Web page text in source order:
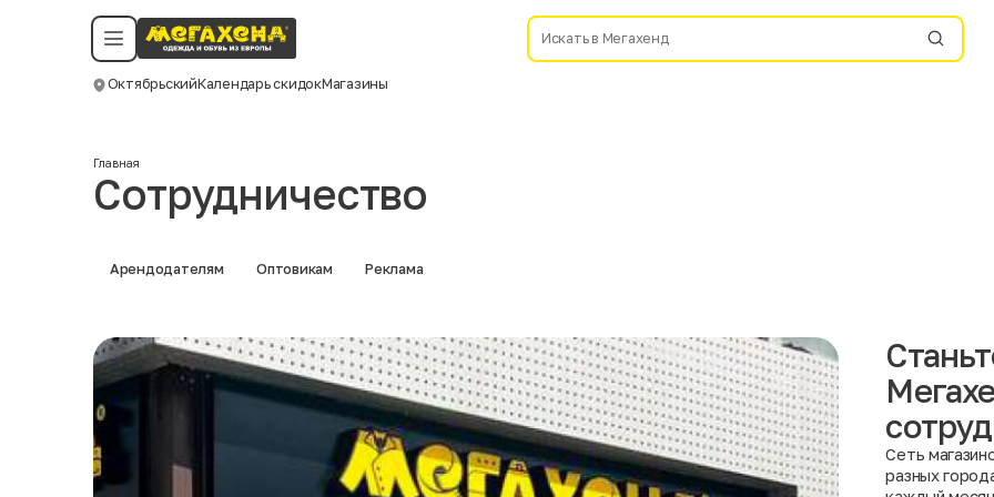
ОктябрьскийКалендарь скидокМагазины
Политика конфиденциальности
©️ Мегахенд 2026. Все права защищены.
Смотреть все даты
Главная
Сотрудничество
Арендодателям Оптовикам Реклама
Сеть
разных